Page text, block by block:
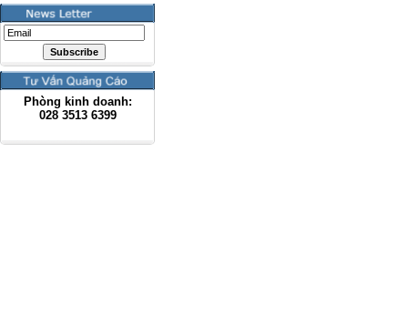
Phòng kinh doanh:
028 3513 6399